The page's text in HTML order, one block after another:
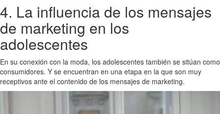
4. La influencia de los mensajes
de marketing en los
adolescentes
En su conexión con la moda, los adolescentes también se sitúan como
consumidores. Y se encuentran en una etapa en la que son muy
receptivos ante el contenido de los mensajes de marketing.